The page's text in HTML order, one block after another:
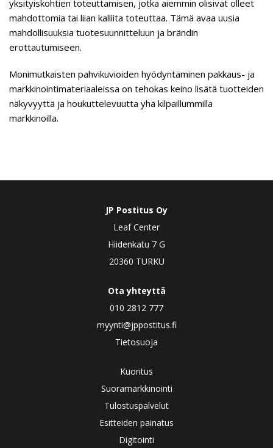
yksityiskohtien toteuttamisen, jotka aiemmin olisivat olleet
mahdottomia tai liian kalliita toteuttaa. Tämä avaa uusia
mahdollisuuksia tuotesuunnitteluun ja brändin
erottautumiseen.
Monimutkaisten pahvikuvioiden hyödyntäminen pakkaus- ja
markkinointimateriaaleissa on tehokas keino lisätä tuotteiden
näkyvyyttä ja houkuttelevuutta yhä kilpaillummilla
markkinoilla.
JP Postitus Oy
Leaf Center
Hiidenkatu 7 G
20360 TURKU
Ota yhteyttä
010 2812 777
myynti@jppostitus.fi
Tietosuoja
Kuoritus
Suoramarkkinointi
Tulostuspalvelut
Esitteiden painatus
Digitointi